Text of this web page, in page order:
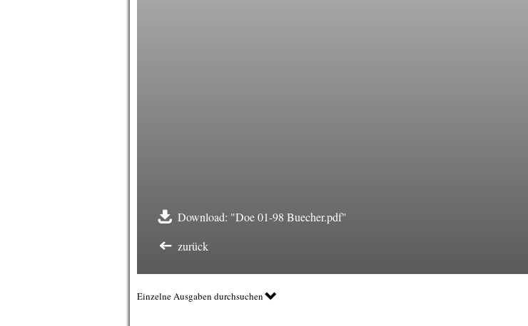
Download: "Doe 01-98 Buecher.pdf"
zurück
Einzelne Ausgaben durchsuchen